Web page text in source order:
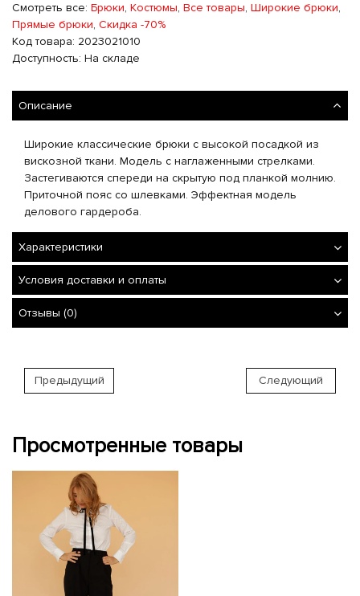
Смотреть все: Брюки, Костюмы, Все товары, Широкие брюки,
Прямые брюки, Скидка -70%
Код товара: 2023021010
Доступность: На складе
Описание
Широкие классические брюки с высокой посадкой из
вискозной ткани. Модель с наглаженными стрелками.
Застегиваются спереди на скрытую под планкой молнию.
Приточной пояс со шлевками. Эффектная модель
делового гардероба.
Характеристики
Условия доставки и оплаты
Отзывы (0)
Предыдущий Следующий
Просмотренные товары